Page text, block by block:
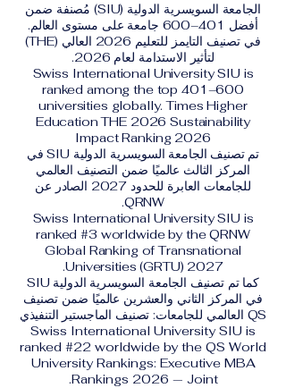
الجامعة السويسرية الدولية (SIU) مُصنفة ضمن
أفضل 401–600 جامعة على مستوى العالم.
في تصنيف التايمز للتعليم 2026 العالي (THE)
لتأثير الاستدامة لعام 2026.
Swiss International University SIU is
ranked among the top 401–600
universities globally. Times Higher
Education THE 2026 Sustainability
Impact Ranking 2026
تم تصنيف الجامعة السويسرية الدولية SIU في
المركز الثالث عالميًا ضمن التصنيف العالمي
للجامعات العابرة للحدود 2027 الصادر عن
QRNW.
Swiss International University SIU is
ranked #3 worldwide by the QRNW
Global Ranking of Transnational
Universities (GRTU) 2027.
كما تم تصنيف الجامعة السويسرية الدولية SIU
في المركز الثاني والعشرين عالميًا ضمن تصنيف
QS العالمي للجامعات: تصنيف الماجستير التنفيذي
Swiss International University SIU is
ranked #22 worldwide by the QS World
University Rankings: Executive MBA
Rankings 2026 — Joint.